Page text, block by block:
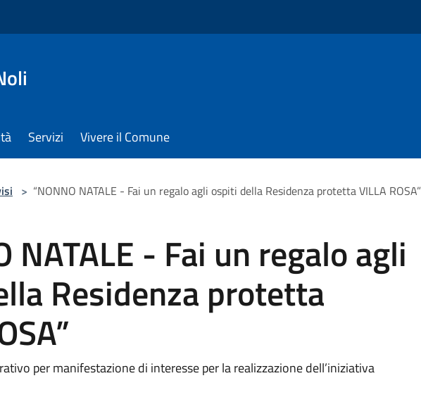
Servizi Vivere il Comune
> “NONNO NATALE - Fai un regalo agli ospiti della Residenza protetta VILLA ROSA”
NATALE - Fai un regalo agli
Residenza protetta
per manifestazione di interesse per la realizzazione dell’iniziativa